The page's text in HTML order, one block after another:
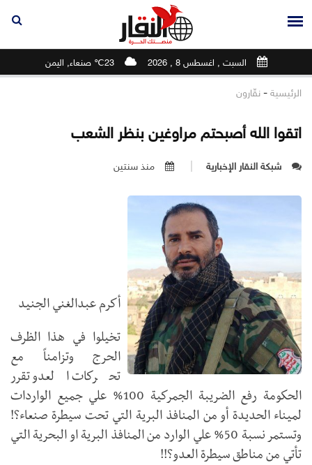
السبت , اغسطس 8 , 2026 23℃ صنعاء, اليمن
الرئيسية - نقّارون
اتقوا الله أصبحتم مراوغين بنظر الشعب
شبكة النقار الإخبارية منذ سنتين
أكرم عبدالغني الجنيد
تخيلوا في هذا الظرف
الحرج وتزامناً مع
تحركات العدو تقرر
الحكومة رفع الضريبة الجمركية 100% علي جميع الواردات
لميناء الحديدة أو من المنافذ البرية التي تحت سيطرة صنعاء؟!
وتستمر نسبة 50% علي الوارد من المنافذ البرية او البحرية التي
تأتي من مناطق سيطرة العدو؟!!